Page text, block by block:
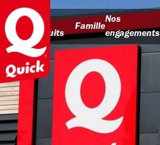
Nos
produits
Famille
Nos
engagements